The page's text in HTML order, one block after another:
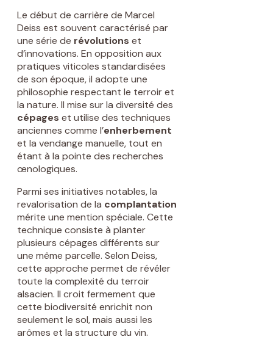
Le début de carrière de Marcel
Deiss est souvent caractérisé par
une série de révolutions et
d’innovations. En opposition aux
pratiques viticoles standardisées
de son époque, il adopte une
philosophie respectant le terroir et
la nature. Il mise sur la diversité des
cépages et utilise des techniques
anciennes comme l’enherbement
et la vendange manuelle, tout en
étant à la pointe des recherches
œnologiques.
Parmi ses initiatives notables, la
revalorisation de la complantation
mérite une mention spéciale. Cette
technique consiste à planter
plusieurs cépages différents sur
une même parcelle. Selon Deiss,
cette approche permet de révéler
toute la complexité du terroir
alsacien. Il croit fermement que
cette biodiversité enrichit non
seulement le sol, mais aussi les
arômes et la structure du vin.